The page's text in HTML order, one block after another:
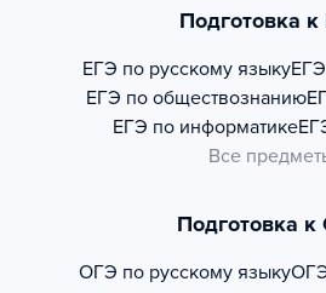
Подготовка
ЕГЭ по русскому языку
ЕГЭ по обществознанию
ЕГЭ по информатике
Все
Подготовка
ОГЭ по русскому языку